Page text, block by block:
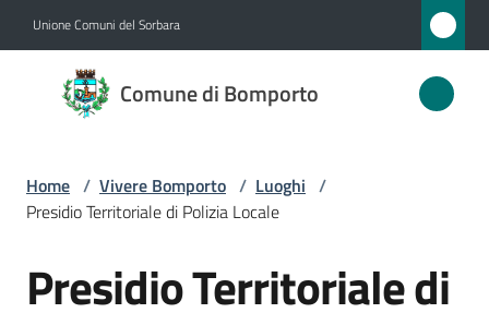
Unione Comuni del Sorbara
Comune di Bomporto
Comune
di
Novità
Home / Vivere Bomporto / Luoghi /
Presidio Territoriale di Polizia Locale
Salta al contenuto
Presidio Territoriale di